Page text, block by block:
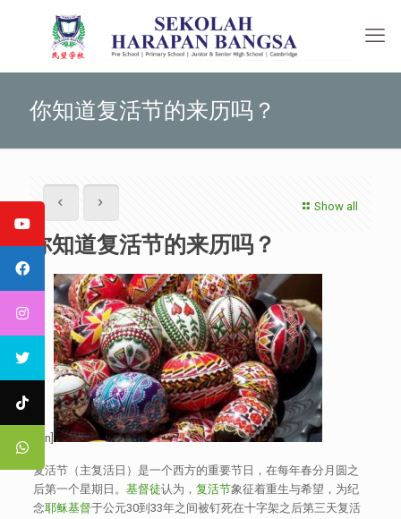
你知道复活节的来历吗？
Show all
你知道复活节的来历吗？
[:en]
复活节（主复活日）是一个西方的重要节日，在每年春分月圆之
后第一个星期日。 基督徒认为， 复活节象征着重生与希望，为纪
念耶稣基督于公元30到33年之间被钉死在十字架之后第三天复活